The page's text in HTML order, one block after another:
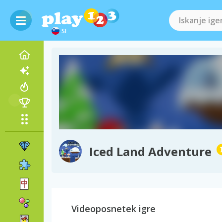
SI
Iced Land Adventure
Videoposnetek igre